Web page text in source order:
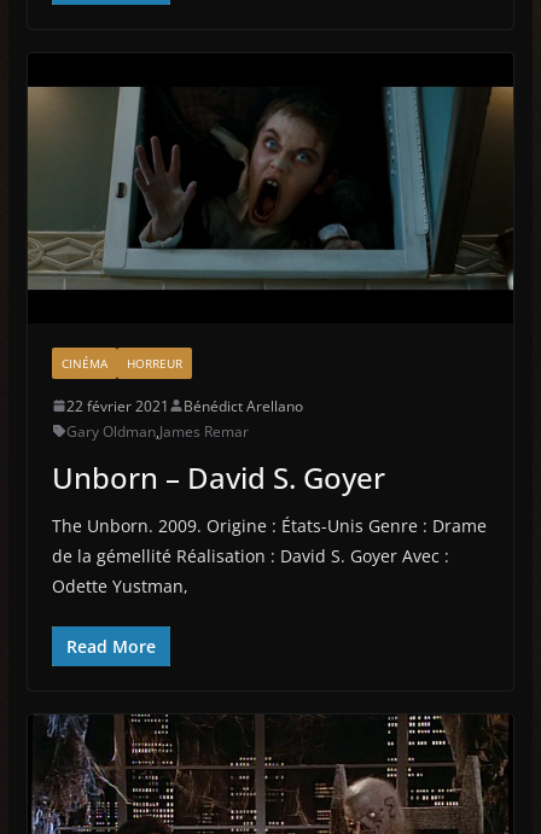
CINÉMA HORREUR
22 février 2021
Bénédict Arellano
Gary Oldman,James Remar
Unborn – David S. Goyer
The Unborn. 2009. Origine : États-Unis Genre : Drame
de la gémellité Réalisation : David S. Goyer Avec :
Odette Yustman,
Read More